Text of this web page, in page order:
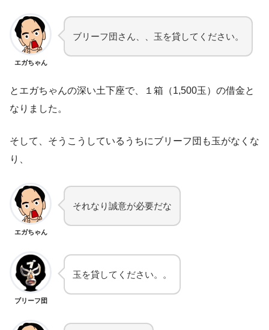
エガちゃん
ブリーフ団さん、、玉を貸してください。
とエガちゃんの深い土下座で、１箱（1,500玉）の借金と
なりました。
そして、そうこうしているうちにブリーフ団も玉がなくな
り、
エガちゃん
それなり誠意が必要だな
ブリーフ団
玉を貸してください。。